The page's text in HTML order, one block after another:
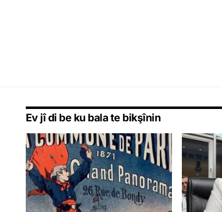
Ev jî di be ku bala te bikşînin